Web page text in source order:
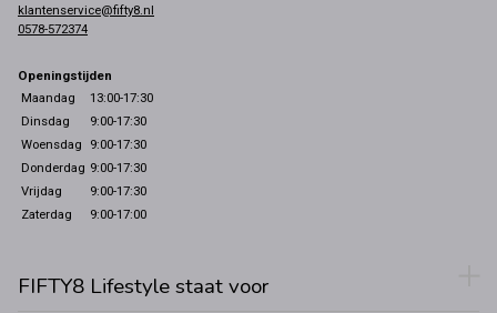
klantenservice@fifty8.nl
0578-572374
Openingstijden
Maandag
13:00-17:30
Dinsdag
9:00-17:30
Woensdag
9:00-17:30
Donderdag 9:00-17:30
Vrijdag
9:00-17:30
Zaterdag
9:00-17:00
FIFTY8 Lifestyle staat voor